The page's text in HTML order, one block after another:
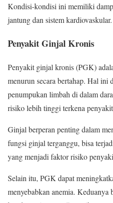
Kondisi-kondisi ini memiliki
jantung dan sistem kardiovaskular.
Penyakit Ginjal Kronis
Penyakit ginjal kronis (PGK)
menurun secara bertahap. Hal ini
penumpukan limbah di dalam
risiko lebih tinggi terkena
Ginjal berperan penting dalam
fungsi ginjal terganggu, bisa
yang menjadi faktor risiko
Selain itu, PGK dapat
menyebabkan anemia. Keduanya